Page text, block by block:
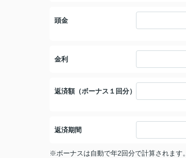
頭金
金利
返済額（ボーナス１回分）
返済期間
※ボーナスは自動で年2回分で計算されます。